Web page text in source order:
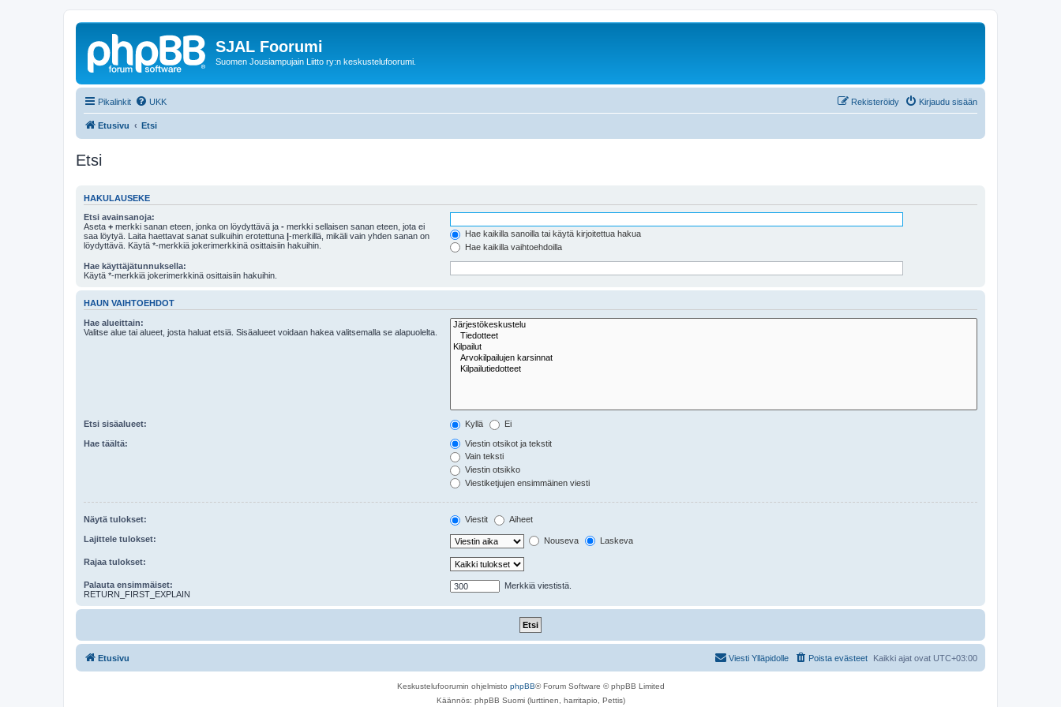
SJAL Foorumi
Suomen Jousiampujain Liitto ry:n keskustelufoorumi.
Pikalinkit UKK Kirjaudu sisään
Rekisteröidy
Etusivu Etsi
Etsi
HAKULAUSEKE
Etsi avainsanoja:
Aseta + merkki sanan eteen, jonka on löydyttävä ja - merkki sellaisen sanan eteen, jota ei
saa löytyä. Laita haettavat sanat sulkuihin erotettuna |-merkillä, mikäli vain yhden sanan on
löydyttävä. Käytä *-merkkiä jokerimerkkinä osittaisiin hakuihin.
Hae kaikilla sanoilla tai käytä kirjoitettua hakua
Hae kaikilla vaihtoehdoilla
Hae käyttäjätunnuksella:
Käytä *-merkkiä jokerimerkkinä osittaisiin hakuihin.
HAUN VAIHTOEHDOT
Hae alueittain:
Valitse alue tai alueet, josta haluat etsiä. Sisäalueet voidaan hakea valitsemalla se alapuolelta.
Etsi sisäalueet: Kyllä Ei
Hae täältä:
Viestin otsikot ja tekstit
Vain teksti
Viestin otsikko
Viestiketjujen ensimmäinen viesti
Näytä tulokset: Viestit Aiheet
Lajittele tulokset: Nouseva Laskeva
Rajaa tulokset:
Palauta ensimmäiset:
RETURN_FIRST_EXPLAIN
Merkkiä viestistä.
Etusivu Kaikki ajat ovat UTC+03:00
Poista evästeet
Viesti Ylläpidolle
Keskustelufoorumin ohjelmisto phpBB® Forum Software © phpBB Limited
Käännös: phpBB Suomi (lurttinen, harritapio, Pettis)